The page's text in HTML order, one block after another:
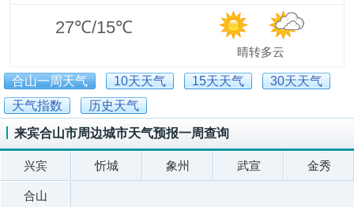
27℃/15℃
晴转多云
合山一周天气 10天天气 15天天气
30天天气
天气指数
历史天气
来宾合山市周边城市天气预报一周查询
兴宾 忻城 象州 武宣 金秀
合山